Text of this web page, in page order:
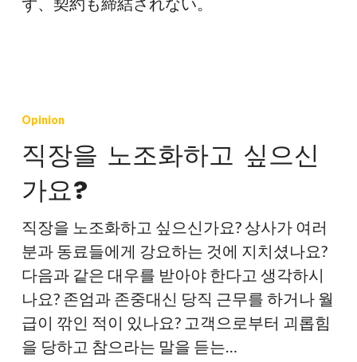
장
노
조
하
고
싶
으
신
가
Opinion
직장을 노조화하고 싶으신
가요?
직장을 노조화하고 싶으신가요? 상사가 여러
분과 동료들에게 강요하는 것에 지치셨나요?
다음과 같은 대우를 받아야 한다고 생각하시
나요? 존엄과 존중대신 당직 근무를 하거나 월
급이 깎인 적이 있나요? 고객으로부터 괴롭힘
을 당하고 참으라는 말을 듣는…